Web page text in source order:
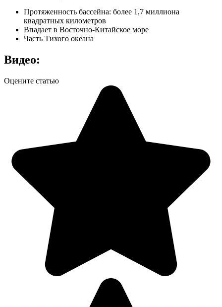
Протяженность бассейна: более 1,7 миллиона
квадратных километров
Впадает в Восточно-Китайское море
Часть Тихого океана
Видео:
Оцените статью